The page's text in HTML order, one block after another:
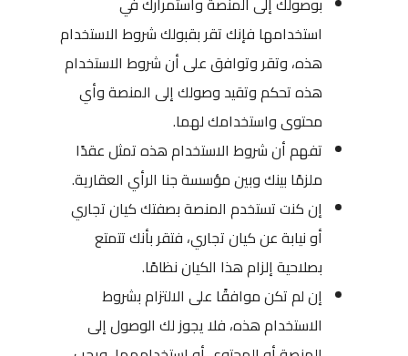
استخدامها فإنك تقر بقبولك شروط الاستخدام
هذه، وتقر وتوافق على أن شروط الاستخدام
هذه تحكم وتقيد وصولك إلى المنصة وأي
محتوى واستخدامك لهما.
تفهم أن شروط الاستخدام هذه تمثل عقدًا
ملزمًا بينك وبين مؤسسة جنا الرأي العقارية.
إن كنت تستخدم المنصة بصفتك كيان تجاري
أو نيابة عن كيان تجاري، فتقر بأنك تتمتع
بصلاحية إلزام هذا الكيان نظامًا.
إن لم تكن موافقًا على الالتزام بشروط
الاستخدام هذه، فلا يجوز لك الوصول إلى